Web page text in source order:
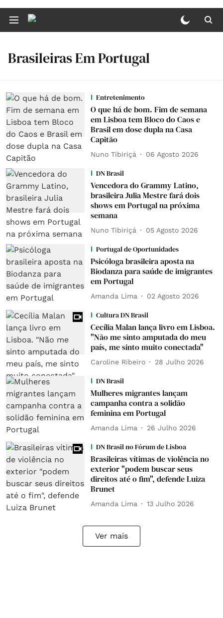
Brasileiras Em Portugal
Entretenimento
O que há de bom. Fim de semana
em Lisboa tem Bloco do Caos e
Brasil em dose dupla na Casa
Capitão
Nuno Tibiriçá 06 Agosto 2026
DN Brasil
Vencedora do Grammy Latino,
brasileira Julia Mestre fará dois
shows em Portugal na próxima
semana
Nuno Tibiriçá 05 Agosto 2026
Portugal de Oportunidades
Psicóloga brasileira aposta na
Biodanza para saúde de imigrantes
em Portugal
Amanda Lima 02 Agosto 2026
Cultura DN Brasil
Cecília Malan lança livro em Lisboa.
"Não me sinto amputada do meu
país, me sinto muito conectada"
Caroline Ribeiro 28 Julho 2026
DN Brasil
Mulheres migrantes lançam
campanha contra a solidão
feminina em Portugal
Amanda Lima 26 Julho 2026
DN Brasil no Fórum de Lisboa
Brasileiras vítimas de violência no
exterior "podem buscar seus
direitos até o fim", defende Luiza
Brunet
Amanda Lima 13 Julho 2026
Ver mais